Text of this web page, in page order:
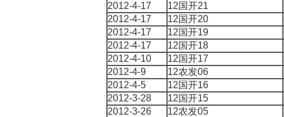
2012-4-17
12国开21
2012-4-17
12国开20
2012-4-17
12国开19
2012-4-17
12国开18
2012-4-10
12国开17
2012-4-9
12农发06
2012-4-5
12国开16
2012-3-28
12国开15
2012-3-26
12农发05